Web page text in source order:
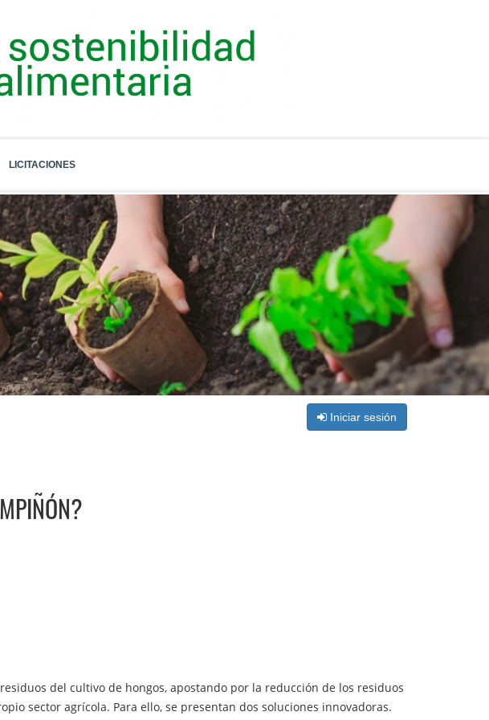
LICITACIONES
Iniciar sesión
del cultivo de hongos, apostando por la reducción de los residuos
sector agrícola. Para ello, se presentan dos soluciones innovadoras.